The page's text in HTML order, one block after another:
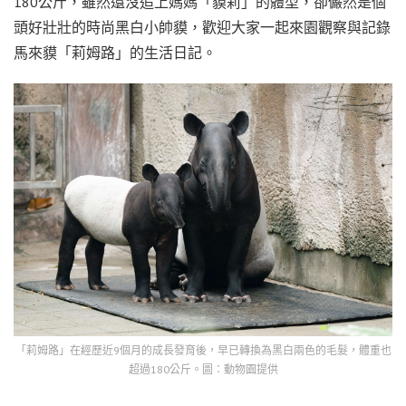
頭好壯壯的時尚黑白小帥貘，歡迎大家一起來園觀察與記錄
馬來貘「莉姆路」的生活日記。
「莉姆路」在經歷近9個月的成長發育後，早已轉換為黑白兩色的毛髮，體重也
超過180公斤。圖：動物園提供